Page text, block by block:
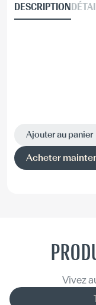
DESCRIPTION
Ajouter au panier
Acheter
Vivez